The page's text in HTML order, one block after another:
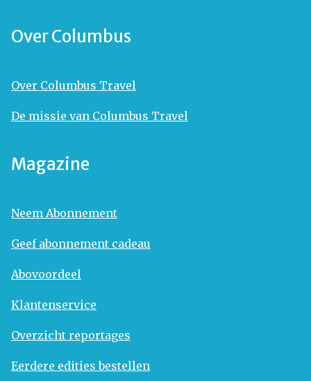
Over Columbus
Over Columbus Travel
De missie van Columbus Travel
Magazine
Neem Abonnement
Geef abonnement cadeau
Abovoordeel
Klantenservice
Overzicht reportages
Eerdere edities bestellen